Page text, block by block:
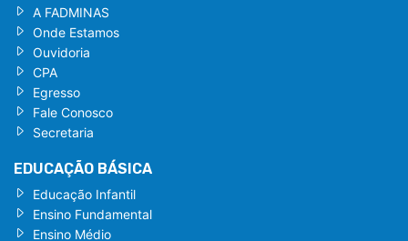
A FADMINAS
Onde Estamos
Ouvidoria
CPA
Egresso
Fale Conosco
Secretaria
EDUCAÇÃO BÁSICA
Educação Infantil
Ensino Fundamental
Ensino Médio